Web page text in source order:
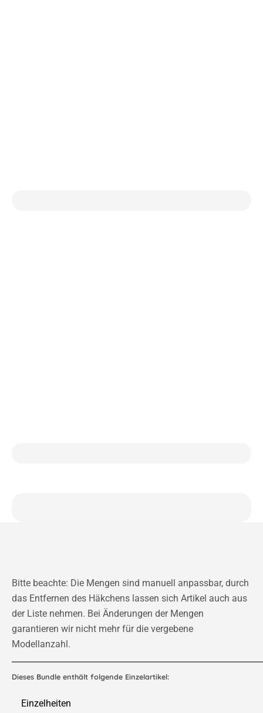
Bitte beachte: Die Mengen sind manuell anpassbar, durch
das Entfernen des Häkchens lassen sich Artikel auch aus
der Liste nehmen. Bei Änderungen der Mengen
garantieren wir nicht mehr für die vergebene
Modellanzahl.
Dieses Bundle enthält folgende Einzelartikel:
Einzelheiten